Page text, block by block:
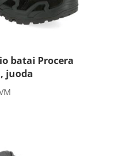
batai Procera
juoda